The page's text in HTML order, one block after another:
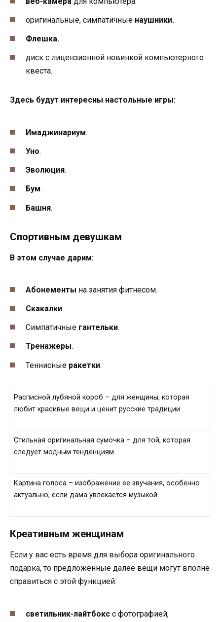
оригинальные, симпатичные наушники.
Флешка.
диск с лицензионной новинкой компьютерного
квеста.
Здесь будут интересны настольные игры:
Имаджинариум.
Уно.
Эволюция.
Бум.
Башня.
Спортивным девушкам
В этом случае дарим:
Абонементы на занятия фитнесом.
Скакалки.
Симпатичные гантельки.
Тренажеры.
Теннисные ракетки.
Расписной лубяной короб – для женщины, которая
любит красивые вещи и ценит русские традиции
Стильная оригинальная сумочка – для той, которая
следует модным тенденциям
Картина голоса – изображение ее звучания, особенно
актуально, если дама увлекается музыкой
Креативным женщинам
Если у вас есть время для выбора оригинального
подарка, то предложенные далее вещи могут вполне
справиться с этой функцией:
светильник-лайтбокс с фотографией,